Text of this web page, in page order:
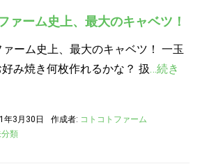
ァーム史上、最大のキャベツ！
ァーム史上、最大のキャベツ！ 一玉
み焼き何枚作れるかな？ 扱…続き
年3月30日 作成者: コトコトファーム
類